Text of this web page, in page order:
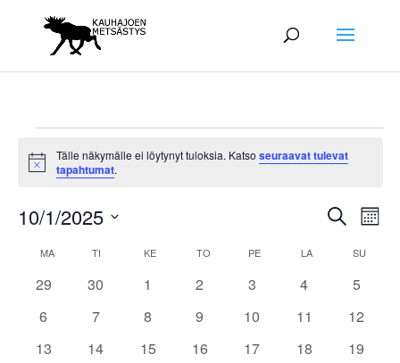
Tapahtumat
Notice
Tälle näkymälle ei löytynyt tuloksia. Katsoseuraavat tulevat
tapahtumat.
aja
Etsi
10/1/2025
päivä.
Kalenteri
MAMAANANTAI
TI KE KESKIVIIKKO
TO TORSTAIPE PERJANTAI
LALAUANTAISU
0
29
0
30
0
1
0
2
0
3
0
4
0
5
0
6
0
7
0
8
0
9
0
10
0
11
0
12
0
13
0
14
0
15
0
16
0
17
0
18
0
19